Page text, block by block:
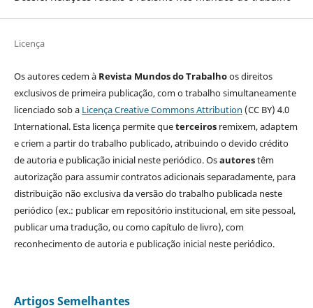
Licença
Os autores cedem à Revista Mundos do Trabalhoos direitos
exclusivos de primeira publicação, com o trabalho simultaneamente
licenciado sob a Licença Creative Commons Attribution (CC BY) 4.0
International. Esta licença permite queterceirosremixem, adaptem
e criem a partir do trabalho publicado, atribuindo o devido crédito
de autoria e publicação inicial neste periódico. Osautorestêm
autorização para assumir contratos adicionais separadamente, para
distribuição não exclusiva da versão do trabalho publicada neste
periódico (ex.: publicar em repositório institucional, em site pessoal,
publicar uma tradução, ou como capítulo de livro), com
reconhecimento de autoria e publicação inicial neste periódico.
Artigos Semelhantes